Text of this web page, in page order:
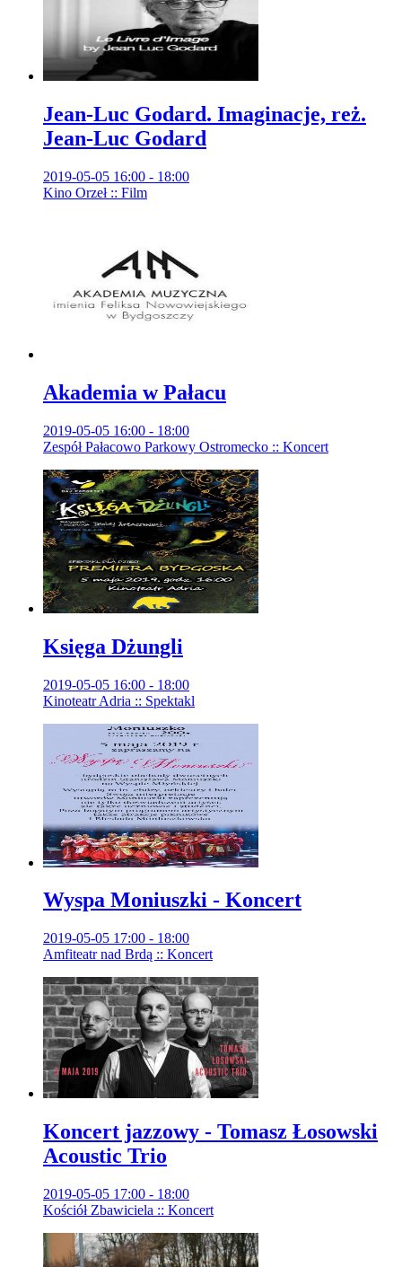
Jean-Luc Godard. Imaginacje, reż.
Jean-Luc Godard
2019-05-05 16:00 - 18:00
Kino Orzeł :: Film
Akademia w Pałacu
2019-05-05 16:00 - 18:00
Zespół Pałacowo Parkowy Ostromecko :: Koncert
Księga Dżungli
2019-05-05 16:00 - 18:00
Kinoteatr Adria :: Spektakl
Wyspa Moniuszki - Koncert
2019-05-05 17:00 - 18:00
Amfiteatr nad Brdą :: Koncert
Koncert jazzowy - Tomasz Łosowski
Acoustic Trio
2019-05-05 17:00 - 18:00
Kościół Zbawiciela :: Koncert